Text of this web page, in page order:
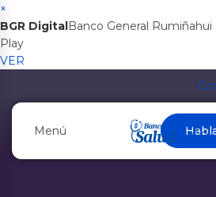
×
BGR DigitalBanco General Rumiñahui
Play
VER
Menú